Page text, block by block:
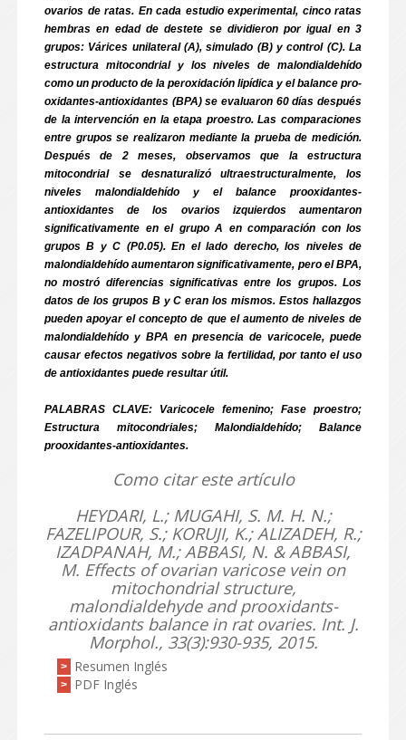
ovarios de ratas. En cada estudio experimental, cinco ratas
hembras en edad de destete se dividieron por igual en 3
grupos: Várices unilateral (A), simulado (B) y control (C). La
estructura mitocondrial y los niveles de malondialdehído
como un producto de la peroxidación lipídica y el balance pro-
oxidantes-antioxidantes (BPA) se evaluaron 60 días después
de la intervención en la etapa proestro. Las comparaciones
entre grupos se realizaron mediante la prueba de medición.
Después de 2 meses, observamos que la estructura
mitocondrial se desnaturalizó ultraestructuralmente, los
niveles malondialdehído y el balance prooxidantes-
antioxidantes de los ovarios izquierdos aumentaron
significativamente en el grupo A en comparación con los
grupos B y C (P0.05). En el lado derecho, los niveles de
malondialdehído aumentaron significativamente, pero el BPA,
no mostró diferencias significativas entre los grupos. Los
datos de los grupos B y C eran los mismos. Estos hallazgos
pueden apoyar el concepto de que el aumento de niveles de
malondialdehído y BPA en presencia de varicocele, puede
causar efectos negativos sobre la fertilidad, por tanto el uso
de antioxidantes puede resultar útil.
PALABRAS CLAVE: Varicocele femenino; Fase proestro;
Estructura mitocondriales; Malondialdehído; Balance
prooxidantes-antioxidantes.
Como citar este artículo
HEYDARI, L.; MUGAHI, S. M. H. N.;
FAZELIPOUR, S.; KORUJI, K.; ALIZADEH, R.;
IZADPANAH, M.; ABBASI, N. & ABBASI,
M. Effects of ovarian varicose vein on
mitochondrial structure,
malondialdehyde and prooxidants-
antioxidants balance in rat ovaries. Int. J.
Morphol., 33(3):930-935, 2015.
> Resumen Inglés
> PDF Inglés